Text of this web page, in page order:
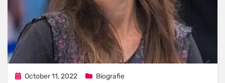
Posted
October 11, 2022 Biografie